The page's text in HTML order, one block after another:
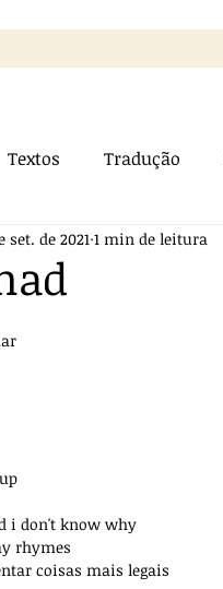
Textos Tradução
Prosa
set. de 2021 1 min de leitura
i don't know why
rhymes
coisas mais legais